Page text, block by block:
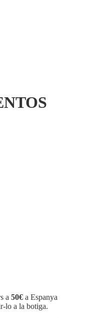
a 50€ a Espanya
lo a la botiga.